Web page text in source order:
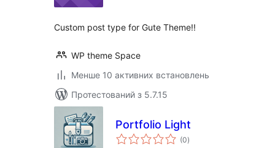
Custom post type for Gute Theme!!
WP theme Space
Менше 10 активних встановлень
Протестований з 5.7.15
Portfolio Light
(0загальний
рейтинг
)